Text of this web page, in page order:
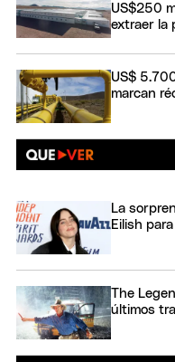
US$250
extraer la
US$
marcan
La
Eilish
The
últimos